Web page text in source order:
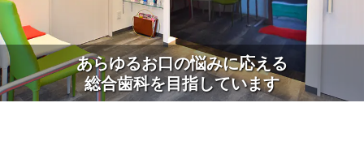
あらゆるお口の悩みに応える
総合歯科を目指しています